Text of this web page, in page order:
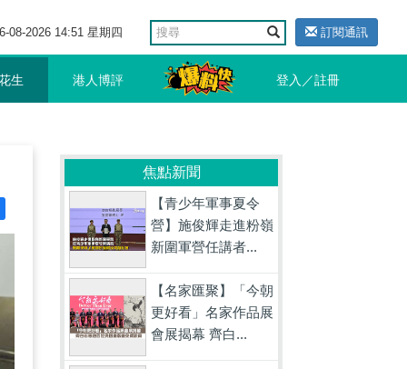
08-2026 14:51 星期四 訂閱通訊
生 港人博評 登入／註冊
焦點新聞
【青少年軍事夏令
營】施俊輝走進粉嶺
新圍軍營任講者...
【名家匯聚】「今朝
更好看」名家作品展
會展揭幕 齊白...